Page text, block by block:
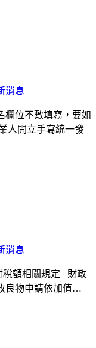
消息
欄位不敷填寫，要如
人開立手寫統一發
消息
稅額相關規定 財政
良物申請依加值…